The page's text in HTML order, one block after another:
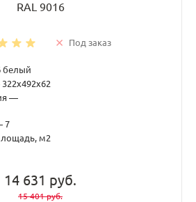
RAL 9016
Под заказ
белый
—
7
м2
14 631 руб.
15 401 руб.